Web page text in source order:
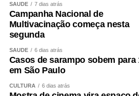
SAÚDE 7 dias atrás
Campanha Nacional de
Multivacinação começa nesta
segunda
SAÚDE 6 dias atrás
Casos de sarampo sobem para
em São Paulo
CULTURA 6 dias atrás